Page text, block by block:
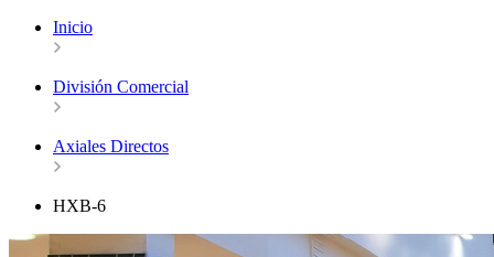
Inicio
División Comercial
Axiales Directos
HXB-6